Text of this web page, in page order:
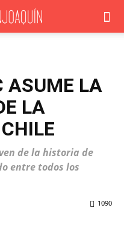
ASUME LA
LA
de la historia de
entre todos los
1090